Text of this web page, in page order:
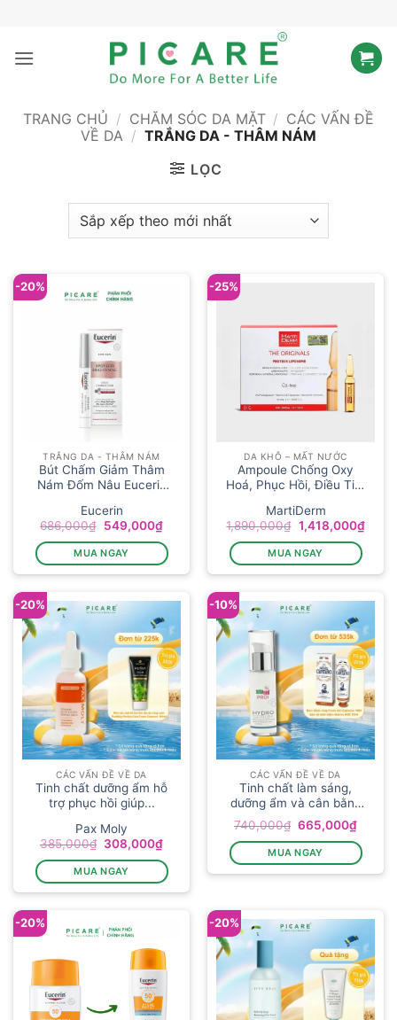
nội
TRANG CHỦ / CHĂM SÓC DA MẶT / CÁC VẤN ĐỀ
VỀ DA / TRẮNG DA - THÂM NÁM
LỌC
-20%
TRẮNG DA - THÂM NÁM
Bút Chấm Giảm Thâm
Nám Đốm Nâu Eucerin
Eucerin
686,000₫ Giá
là:
686,000₫.
549,000₫Giá
hiện
tại
là:
549,000₫.
MUA NGAY
-25%
DA KHÔ – MẤT NƯỚC
Ampoule Chống Oxy
Hoá, Phục Hồi, Điều Tiết
MartiDerm
1,890,000₫ Giá
gốc
là:
1,890,000₫.
1,418,000₫Giá
hiện
MUA NGAY
-20%
CÁC VẤN ĐỀ VỀ DA
Tinh chất dưỡng ẩm hỗ
trợ phục hồi giúp...
Pax Moly
385,000₫ Giá
là:
385,000₫.
308,000₫Giá
tại
là:
308,000₫.
MUA NGAY
-10%
CÁC VẤN ĐỀ VỀ DA
Tinh chất làm sáng,
dưỡng ẩm và cân bằng
h...
740,000₫ Giá
là:
740,000₫.
665,000₫Giá
tại
là:
MUA NGAY
-20% -20%